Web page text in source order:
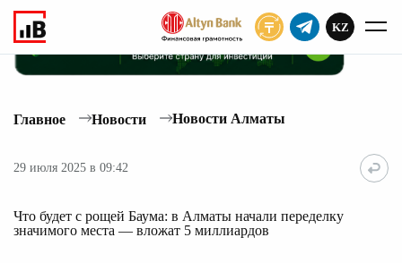
KZ
Главное Новости Новости Алматы
29 июля 2025 в 09:42
Что будет с рощей Баума: в Алматы начали переделку
значимого места — вложат 5 миллиардов